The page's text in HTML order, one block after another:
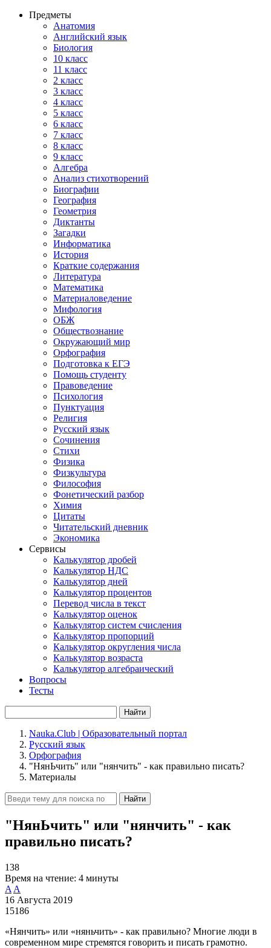
Предметы
Анатомия
Английский язык
Биология
10 класс
11 класс
2 класс
3 класс
4 класс
5 класс
6 класс
7 класс
8 класс
9 класс
Алгебра
Анализ стихотворений
Биографии
География
Геометрия
Диктанты
Загадки
Информатика
История
Краткие содержания
Литература
Математика
Материаловедение
Мифология
ОБЖ
Обществознание
Окружающий мир
Орфография
Подготовка к ЕГЭ
Помощь студенту
Правоведение
Психология
Пунктуация
Религия
Русский язык
Сочинения
Стихи
Физика
Физкультура
Философия
Фонетический разбор
Химия
Цитаты
Читательский дневник
Экономика
Сервисы
Калькулятор дробей
Калькулятор НДС
Калькулятор дней
Калькулятор процентов
Перевод числа в текст
Калькулятор оценок
Калькулятор систем счисления
Калькулятор пропорций
Калькулятор округления числа
Калькулятор возраста
Калькулятор алгебраический
Вопросы
Тесты
Найти
Nauka.Club | Образовательный портал
Русский язык
Орфография
"НянЬчить" или "нянчить" - как правильно писать?
Материалы
Найти
"НянЬчить" или "нянчить" - как
правильно писать?
138
Время на чтение: 4 минуты
A A
16 Августа 2019
15186
«Нянчить» или «няньчить» - как правильно? Многие люди в
современном мире стремятся говорить и писать грамотно.